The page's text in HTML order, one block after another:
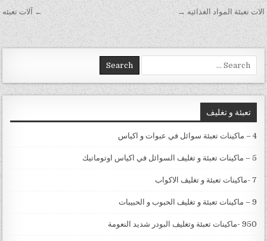
تصفّح المقالات ← آلات تعبئه الات تعبئة المواد الغذائيه →
Search for:
تعبئة و تغليف
4 – ماكينات تعبئة سوائل في عبوات و اكياس
5 – ماكينات تعبئة و تغليف السوائل في اكياس اوتوماتيك
7 -ماكينات تعبئة و تغليف الاكواب
9 – ماكينات تعبئة و تغليف الحبوب و الحبيبات
950 -ماكينات تعبئة وتغليف البودر شديد النعومة